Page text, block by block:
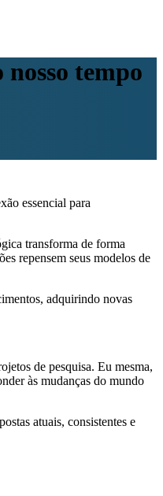
tempo
essencial para
transforma de forma
repensem seus modelos de
adquirindo novas
de pesquisa. Eu mesma,
às mudanças do mundo
atuais, consistentes e